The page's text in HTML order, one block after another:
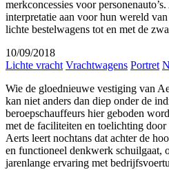
merkconcessies voor
interpretatie aan voor hun wereld
lichte bestelwagens tot en met de
10/09/2018
Lichte vracht Vrachtwagens Portret
Wie de gloednieuwe vestiging van
kan niet anders dan diep onder de
beroepschauffeurs hier geboden
met de faciliteiten en toelichting
Aerts leert nochtans dat achter de
en functioneel denkwerk schuilgaat,
jarenlange ervaring met